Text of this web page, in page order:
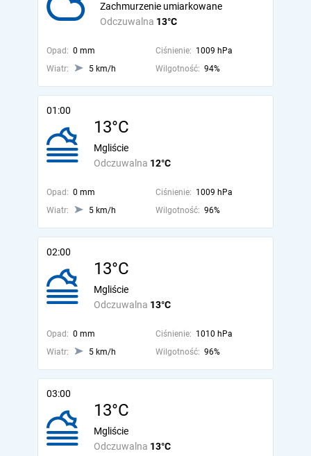
Odczuwalna 13°C
Zachmurzenie umiarkowane
Opad: 0 mm Ciśnienie: 1009 hPa
Wiatr:
5 km/h Wilgotność: 94%
01:00
13°C
Odczuwalna 12°C
Mgliście
Opad: 0 mm Ciśnienie: 1009 hPa
Wiatr:
5 km/h Wilgotność: 96%
02:00
13°C
Odczuwalna 13°C
Mgliście
Opad: 0 mm Ciśnienie: 1010 hPa
Wiatr:
5 km/h Wilgotność: 96%
03:00
13°C
Odczuwalna 13°C
Mgliście